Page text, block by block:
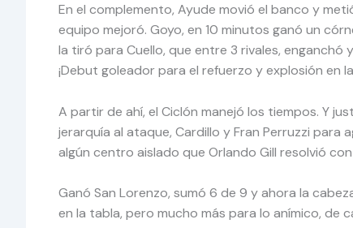
En el complemento, Ayude movió el banco y
equipo mejoró. Goyo, en 10 minutos ganó un
la tiró para Cuello, que entre 3 rivales,
¡Debut goleador para el refuerzo y explosión en
A partir de ahí, el Ciclón manejó los tiempos. Y
jerarquía al ataque, Cardillo y Fran Perruzzi
algún centro aislado que Orlando Gill resolvió
Ganó San Lorenzo, sumó 6 de 9 y ahora la
en la tabla, pero mucho más para lo anímico, de